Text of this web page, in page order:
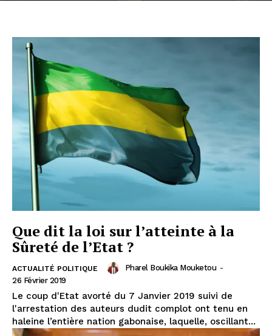
Que dit la loi sur l’atteinte à la
Sûreté de l’Etat ?
ACTUALITÉ POLITIQUE Pharel Boukika Mouketou -
26 Février 2019
Le coup d'Etat avorté du 7 Janvier 2019 suivi de
l'arrestation des auteurs dudit complot ont tenu en
haleine l’entière nation gabonaise, laquelle, oscillant...